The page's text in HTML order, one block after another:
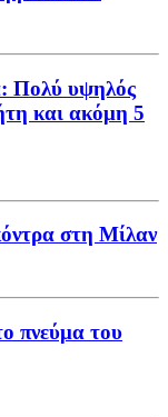
Πολύ υψηλός
και ακόμη 5
στη Μίλαν
πνεύμα του